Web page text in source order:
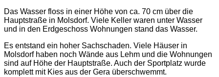
Das Wasser floss in einer Höhe von ca. 70 cm über die
Hauptstraße in Molsdorf. Viele Keller waren unter Wasser
und in den Erdgeschoss Wohnungen stand das Wasser.
Es entstand ein hoher Sachschaden. Viele Häuser in
Molsdorf haben noch Wände aus Lehm und die Wohnungen
sind auf Höhe der Hauptstraße. Auch der Sportplatz wurde
komplett mit Kies aus der Gera überschwemmt.